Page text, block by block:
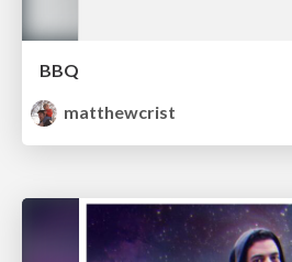
BBQ
matthewcrist